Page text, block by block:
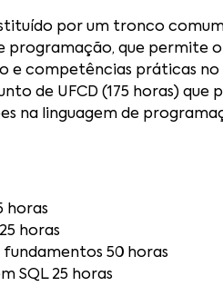
por um tronco comum
programação, que permite
e competências práticas
de UFCD (175 horas)
na linguagem de
horas
horas
50 horas
SQL 25 horas